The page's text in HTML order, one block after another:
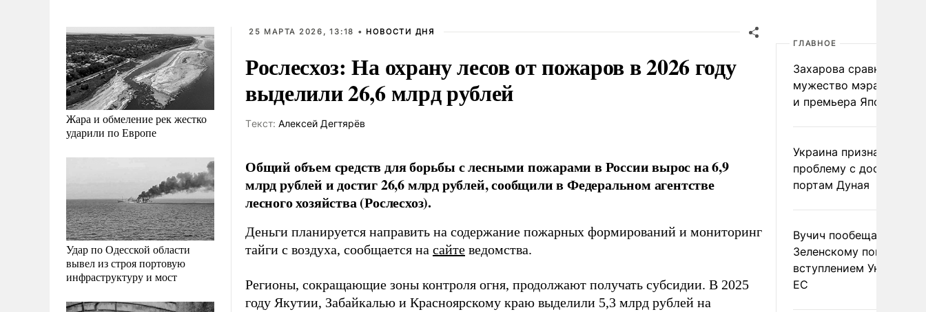
Жара и обмеление рек жестко
ударили по Европе
Удар по Одесской области
вывел из строя портовую
инфраструктуру и мост
25 МАРТА 2026, 13:18 • НОВОСТИ ДНЯ
Рослесхоз: На охрану лесов от пожаров в 2026 году
выделили 26,6 млрд рублей
Tекст: Алексей Дегтярёв
Общий объем средств для борьбы с лесными пожарами в России вырос на 6,9
млрд рублей и достиг 26,6 млрд рублей, сообщили в Федеральном агентстве
лесного хозяйства (Рослесхоз).
Деньги планируется направить на содержание пожарных формирований и мониторинг
тайги с воздуха, сообщается на сайте ведомства.
Регионы, сокращающие зоны контроля огня, продолжают получать субсидии. В 2025
году Якутии, Забайкалью и Красноярскому краю выделили 5,3 млрд рублей на
ГЛАВНОЕ
Захарова сравнила
мужество мэра
и премьера Японии
Украина признала
проблему с доступом к
портам Дуная
Вучич пообещал
Зеленскому помочь со
вступлением Украины в
ЕС